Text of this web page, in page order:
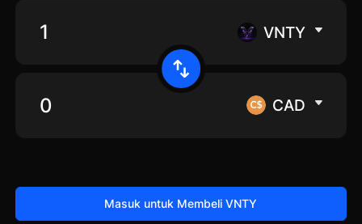
VNTY
CAD
Masuk untuk Membeli VNTY